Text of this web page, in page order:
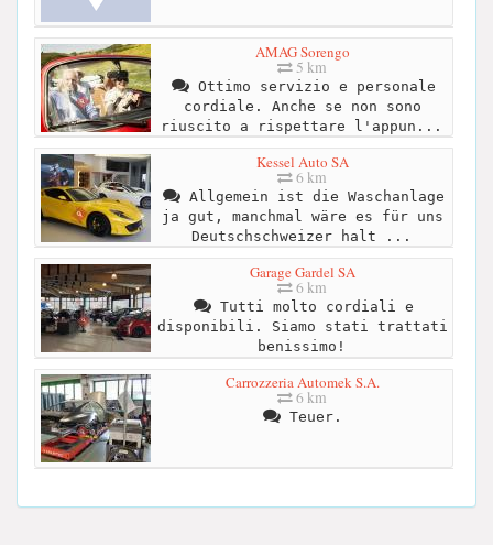
AMAG Sorengo
5 km
Ottimo servizio e personale
cordiale. Anche se non sono
riuscito a rispettare l'appun...
Kessel Auto SA
6 km
Allgemein ist die Waschanlage
ja gut, manchmal wäre es für uns
Deutschschweizer halt ...
Garage Gardel SA
6 km
Tutti molto cordiali e
disponibili. Siamo stati trattati
benissimo!
Carrozzeria Automek S.A.
6 km
Teuer.